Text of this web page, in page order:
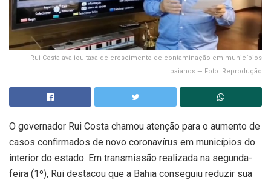
Rui Costa avaliou taxa de crescimento de contaminação em municípios
baianos — Foto: Reprodução
O governador Rui Costa chamou atenção para o aumento de
casos confirmados de novo coronavírus em municípios do
interior do estado. Em transmissão realizada na segunda-
feira (1º), Rui destacou que a Bahia conseguiu reduzir sua